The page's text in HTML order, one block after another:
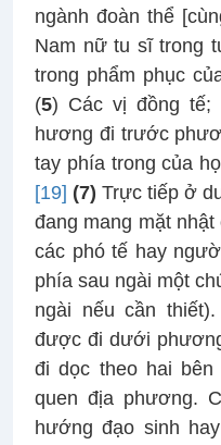
ngành đoàn thể
Nam nữ tu sĩ trong
trong phẩm phục
(5) Các vị đồng tế;
hương đi trước
tay phía trong của
[19] (7) Trực tiếp ở
đang mang mặt
các phó tế hay
phía sau ngài một
ngài nếu cần
được đi dưới
đi dọc theo hai
quen địa phương.
hướng đạo sinh